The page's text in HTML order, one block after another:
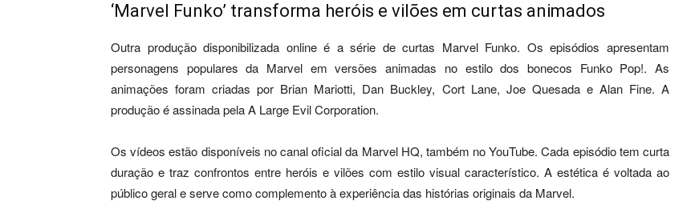
‘Marvel Funko’ transforma heróis e vilões em curtas animados
Outra produção disponibilizada online é a série de curtas Marvel Funko. Os episódios apresentam
personagens populares da Marvel em versões animadas no estilo dos bonecos Funko Pop!. As
animações foram criadas por Brian Mariotti, Dan Buckley, Cort Lane, Joe Quesada e Alan Fine. A
produção é assinada pela A Large Evil Corporation.
Os vídeos estão disponíveis no canal oficial da Marvel HQ, também no YouTube. Cada episódio tem curta
duração e traz confrontos entre heróis e vilões com estilo visual característico. A estética é voltada ao
público geral e serve como complemento à experiência das histórias originais da Marvel.